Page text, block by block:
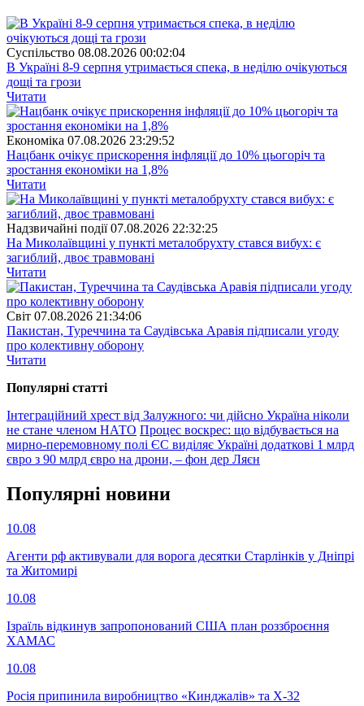
Суспiльство 08.08.2026 00:02:04
В Україні 8-9 серпня утримається спека, в неділю очікуються
дощі та грози
Читати
Економіка 07.08.2026 23:29:52
Нацбанк очікує прискорення інфляції до 10% цьогоріч та
зростання економіки на 1,8%
Читати
Надзвичайні події 07.08.2026 22:32:25
На Миколаївщині у пункті металобрухту стався вибух: є
загиблий, двоє травмовані
Читати
Свiт 07.08.2026 21:34:06
Пакистан, Туреччина та Саудівська Аравія підписали угоду
про колективну оборону
Читати
Популярнi статтi
Інтеграційний хрест від Залужного: чи дійсно Україна ніколи
не стане членом НАТО Процес воскрес: що відбувається на
мирно-перемовному полі ЄС виділяє Україні додаткові 1 млрд
євро з 90 млрд євро на дрони, – фон дер Ляєн
Популярнi новини
10.08
Агенти рф активували для ворога десятки Старлінків у Дніпрі
та Житомирі
10.08
Ізраїль відкинув запропонований США план роззброєння
ХАМАС
10.08
Росія припинила виробництво «Кинджалів» та Х-32